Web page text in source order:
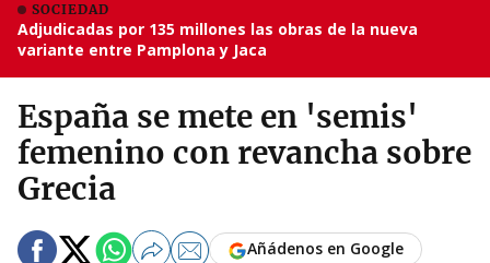
SOCIEDAD
Adjudicadas por 135 millones las obras de la nueva
variante entre Pamplona y Jaca
España se mete en 'semis'
femenino con revancha sobre
Grecia
Añádenos en Google